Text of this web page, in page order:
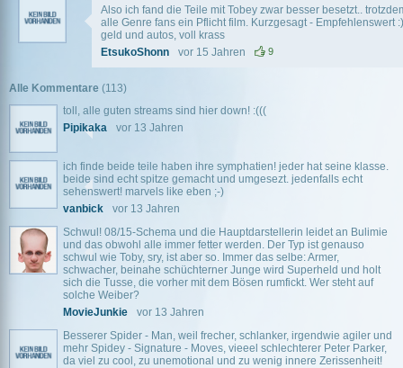
Also ich fand die Teile mit Tobey zwar besser besetzt..
alle Genre fans ein Pflicht film. Kurzgesagt - Empfehlenswert
geld und autos, voll krass
EtsukoShonn
vor 15 Jahren 9
Alle Kommentare (113)
toll, alle guten streams sind hier down! :(((
Pipikaka
vor 13 Jahren
ich finde beide teile haben ihre symphatien! jeder hat seine klasse.
beide sind echt spitze gemacht und umgesezt. jedenfalls echt
sehenswert! marvels like eben ;-)
vanbick
vor 13 Jahren
Schwul! 08/15-Schema und die Hauptdarstellerin leidet an Bulimie
und das obwohl alle immer fetter werden. Der Typ ist genauso
schwul wie Toby, sry, ist aber so. Immer das selbe: Armer,
schwacher, beinahe schüchterner Junge wird Superheld und holt
sich die Tusse, die vorher mit dem Bösen rumfickt. Wer steht auf
solche Weiber?
MovieJunkie
vor 13 Jahren
Besserer Spider - Man, weil frecher, schlanker, irgendwie agiler und
mehr Spidey - Signature - Moves, vieeel schlechterer Peter Parker,
da viel zu cool, zu unemotional und zu wenig innere Zerissenheit!